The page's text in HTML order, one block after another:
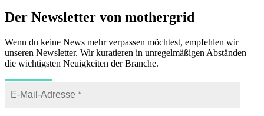
Der Newsletter von mothergrid
Wenn du keine News mehr verpassen möchtest, empfehlen wir
unseren Newsletter. Wir kuratieren in unregelmäßigen Abständen
die wichtigsten Neuigkeiten der Branche.